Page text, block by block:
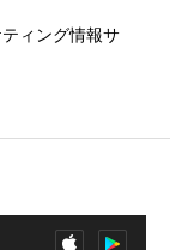
ィング情報サ